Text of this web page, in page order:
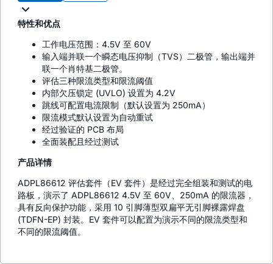
特性和优点
工作电压范围：4.5V 至 60V
输入端并联一个瞬态电压抑制（TVS）二极管，输出端并
联一个肖特基二极管。
评估三种限流类型和限流阈值
内部欠压锁定 (UVLO) 设置为 4.2V
跳线可配置电流限制（默认设置为 250mA）
限流模式默认设置为自动重试
经过验证的 PCB 布局
全面装配且经过测试
产品详情
ADPL86612 评估套件（EV 套件）是经过完全组装和测试的电
路板，演示了 ADPL86612 4.5V 至 60V、250mA 的限流器，
具有反向保护功能，采用 10 引脚薄型双扁平无引脚裸露焊盘
(TDFN-EP) 封装。EV 套件可以配置为演示不同的限流类型和
不同的限流阈值。